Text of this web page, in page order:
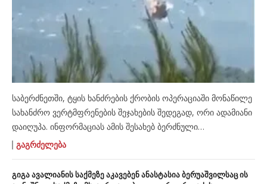
საბერძნეთში, ტყის ხანძრების ქრობის ოპერაციაში მონაწილე
სახანძრო ვერტმფრენების შეჯახების შედეგად, ორი ადამიანი
დაიღუპა. ინფორმაციას ამის შესახებ ბერძნული
მედია ავრცელებს. მედიის ცნობით, ერთმანეთს Bell-ის ტიპის
ოთხი წევრიდან ორი დაიღუპა. ვერტმფრენები ათენის
ᲒᲐᲒᲠᲫᲔᲚᲔᲑᲐ
გიგა ავალიანის საქმეზე აკავებენ ანასტასია ბერუაშვილსაც ის